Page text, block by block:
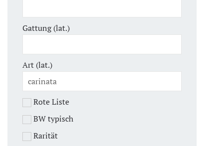
Gattung (lat.)
Art (lat.)
Rote Liste
BW typisch
Rarität